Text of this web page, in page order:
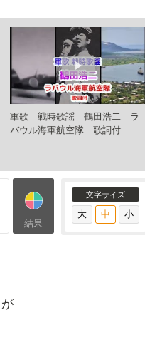
軍歌 戦時歌謡 鶴田浩二 ラ
バウル海軍航空隊 歌詞付
結果
文字サイズ